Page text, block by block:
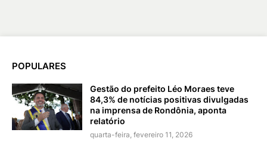
POPULARES
Gestão do prefeito Léo Moraes teve
84,3% de notícias positivas divulgadas
na imprensa de Rondônia, aponta
relatório
quarta-feira, fevereiro 11, 2026